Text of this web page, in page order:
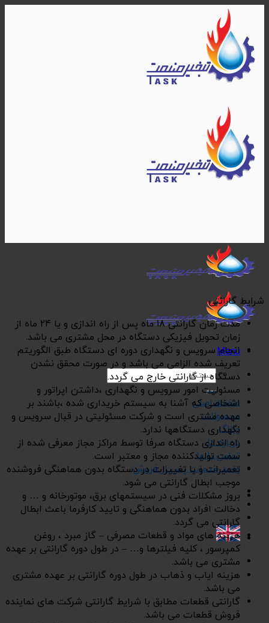
content
Menu
جستجو
برای:
صفحه اصلی
محصولات
وبلاگ
درباره ما
تماس با ما
واحد خدمات پس از فروش
شرایط گارانتی
مدت زمان گارانتی 18 ماه پس از راه اندازی و یا 24 ماه از
زمان تحویل فیزیکی دستگاه در محل مشتری می باشد.
انجام سرویس و نگهداری دوره ای دستگاه طبق الگوریتم
تعریف شده الزامی می باشد و در صورت محقق نشدن
دستگاه از گارانتی خارج می گردد.
مسئولیت امور سرویس و نگهداری ،داشتن اپراتور و
اشخاصی که آشنا به سیستم خریداری شده ،باشند بر
عهده مشتری است و شرکت مسئولیتی در قبال سرویس و
نگهداری دستگاهها ندارد.
راه اندازی دستگاه صرفا توسط مراکز مجاز معرفی شده از
سمت تولیدکننده مجاز و معتبر است.
تعمیرات و یا تغییرات در دستگاه بدون هماهنگی فروشنده
موجب ابطال گارانتی می شود.
بروز مشکلات فنی در سیستمهای برق، موتورخانه و … و
دخالت افراد بدون هماهنگی و تایید کارفرما باعث ابطال
گارانتی می گردد.
هزینه های مواد و قطعات مصرفی – گاز مبرد ، روغن
کمپرسور ، کلیه فیلترها و… – در طول دوره گارانتی بر عهده
مشتری می باشد.
هزینه ایاب و ذهاب در طول دوره گارانتی بر عهده مشتری
می باشد.
گارانتی قطعات مطابق با شرایط گارانتی شرکت های نماینده
فروش قطعات می باشد.